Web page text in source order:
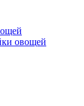
овощей